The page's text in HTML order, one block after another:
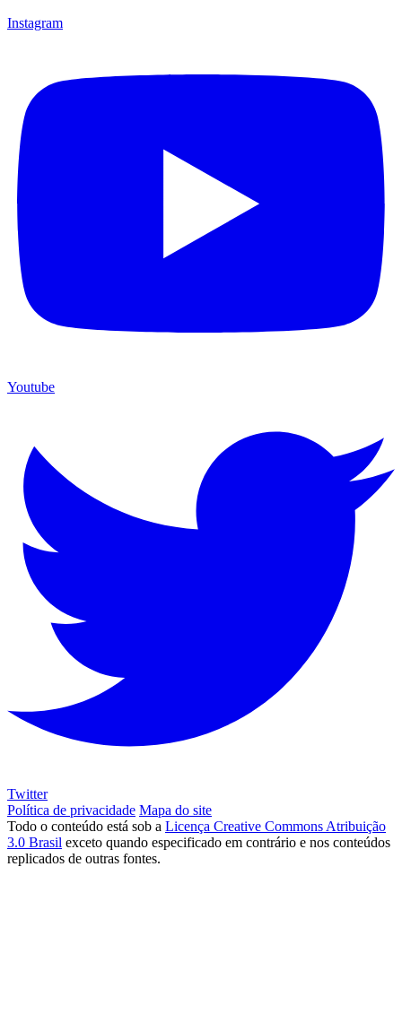
Instagram
Youtube
Twitter
Política de privacidade Mapa do site
Todo o conteúdo está sob a Licença Creative Commons Atribuição
3.0 Brasil exceto quando especificado em contrário e nos conteúdos
replicados de outras fontes.